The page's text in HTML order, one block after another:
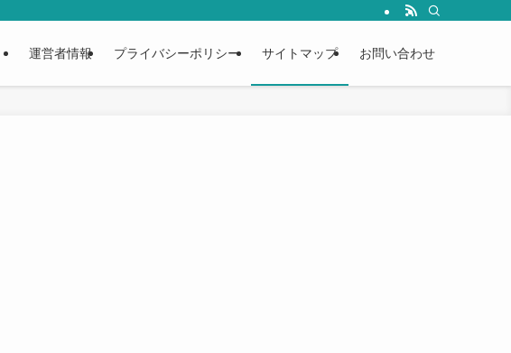
運営者情報 プライバシーポリシー サイトマップ お問い合わせ